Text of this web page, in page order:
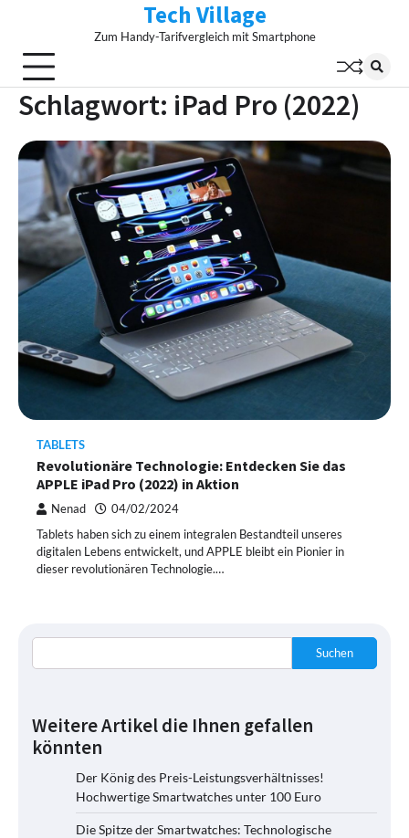
content
Tech Village
Zum Handy-Tarifvergleich mit Smartphone
Schlagwort: iPad Pro (2022)
TABLETS
Revolutionäre Technologie: Entdecken Sie das
APPLE iPad Pro (2022) in Aktion
Nenad 04/02/2024
Tablets haben sich zu einem integralen Bestandteil unseres
digitalen Lebens entwickelt, und APPLE bleibt ein Pionier in
dieser revolutionären Technologie.…
Suchen
Weitere Artikel die Ihnen gefallen
könnten
Der König des Preis-Leistungsverhältnisses!
Hochwertige Smartwatches unter 100 Euro
Die Spitze der Smartwatches: Technologische